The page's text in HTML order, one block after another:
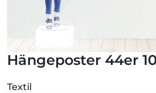
Hängeposter 44er
Textil